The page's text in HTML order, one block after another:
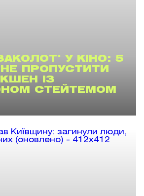
У КІНО: 5
ПРОПУСТИТИ
ІЗ
СТЕЙТЕМОМ